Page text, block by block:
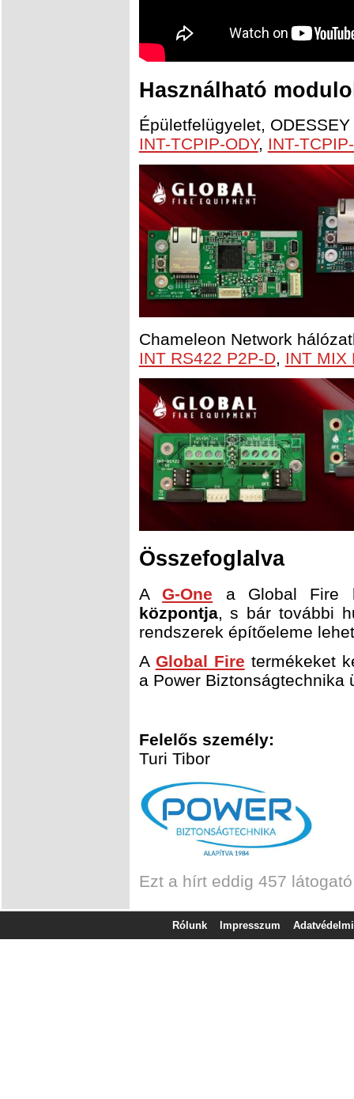
Használható
Épületfelügyelet,
INT-TCPIP-ODY, INT-
Chameleon Network
INT RS422 P2P-D, INT MIX
Összefoglalva
AG-One a Global Fire
központja, s bár további
rendszerek építőeleme
A Global Fire termékeket
a Power Biztonságtechnika
Felelős személy:
Turi Tibor
Ezt a hírt eddig 457
Rólunk Impresszum